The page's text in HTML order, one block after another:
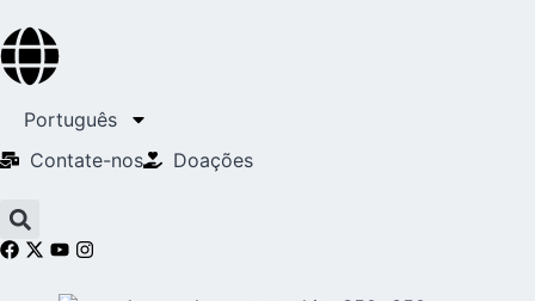
Português
Contate-nos
Doações